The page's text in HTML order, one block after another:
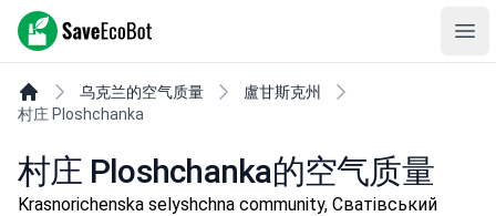
SaveEcoBot
乌克兰的空气质量
盧甘斯克州
村庄 Ploshchanka
村庄 Ploshchanka的空气质量
Krasnorichenska selyshchna community, Сватівський